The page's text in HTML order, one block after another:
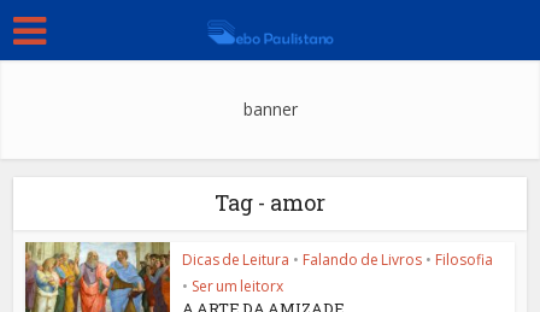
banner
Tag - amor
Dicas de Leitura • Falando de Livros • Filosofia
• Ser um leitorx